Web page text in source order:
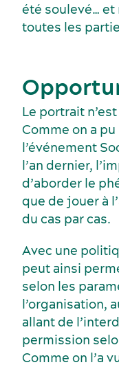
Dernières
été soulevé… et
toutes les
Le portrait
Comme on a
l’événement
l’an dernier,
d’aborder le
que de jouer à
du cas par cas.
Avec une
peut ainsi
selon les
l’organisation,
allant de
permission
Comme on l’a